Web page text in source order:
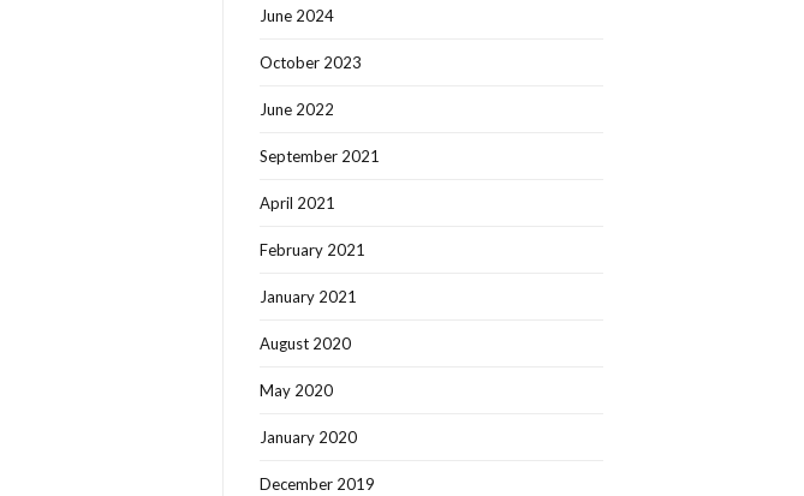
June 2024
October 2023
June 2022
September 2021
April 2021
February 2021
January 2021
August 2020
May 2020
January 2020
December 2019